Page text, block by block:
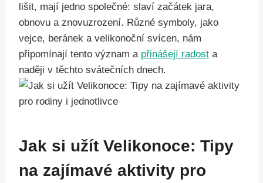
lišit, mají jedno společné: slaví začátek jara,
obnovu a znovuzrození. Různé symboly, jako
vejce, beránek a velikonoční svícen, nám
připomínají tento význam a přinášejí radost a
naději v těchto svátečních dnech.
Jak si užít Velikonoce: Tipy
na zajímavé aktivity pro